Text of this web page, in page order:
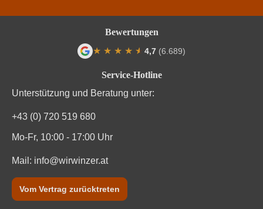
Nährwertangaben
Brennwert
Service-Hotline
Unterstützung und Beratung unter:
+43 (0) 720 519 680
Mo-Fr, 10:00 - 17:00 Uhr
Mail: info@wirwinzer.at
Vom Vertrag zurücktreten
Bewertungen
★ ★ ★ ★ ★
★ 4,7 (6.689)